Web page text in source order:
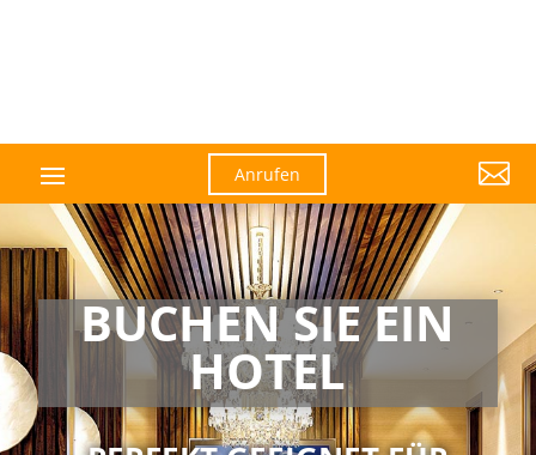
Anrufen 
BUCHEN SIE EIN
HOTEL